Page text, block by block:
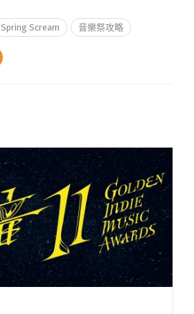
Spring Scream 音樂祭攻略